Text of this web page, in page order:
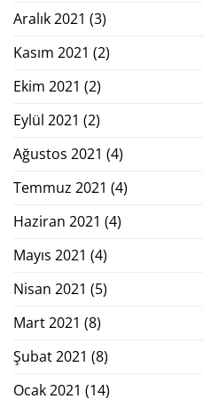
Aralık 2021 (3)
Kasım 2021 (2)
Ekim 2021 (2)
Eylül 2021 (2)
Ağustos 2021 (4)
Temmuz 2021 (4)
Haziran 2021 (4)
Mayıs 2021 (4)
Nisan 2021 (5)
Mart 2021 (8)
Şubat 2021 (8)
Ocak 2021 (14)